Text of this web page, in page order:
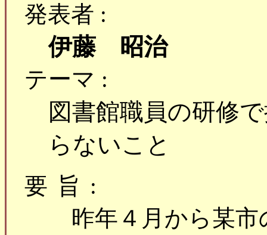
発表者 :
伊藤 昭治
テーマ :
図書館職員の研修
らないこと
要旨:
昨年４月から某市